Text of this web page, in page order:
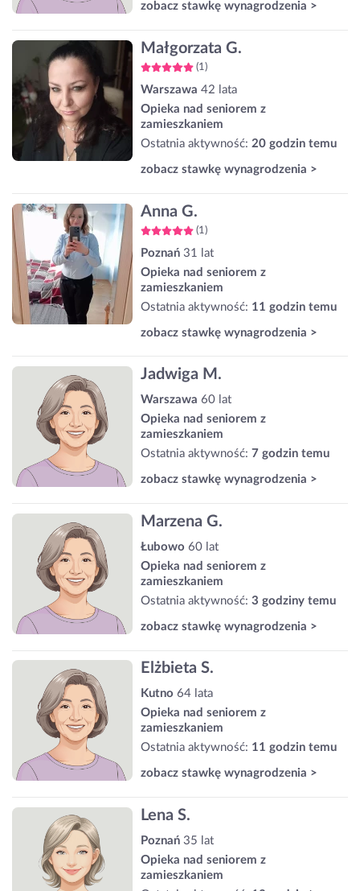
zobacz stawkę wynagrodzenia >
Małgorzata G.
(1)
Warszawa 42 lata
Opieka nad seniorem z
zamieszkaniem
Ostatnia aktywność: 20 godzin temu
zobacz stawkę wynagrodzenia >
Anna G.
(1)
Poznań 31 lat
Opieka nad seniorem z
zamieszkaniem
Ostatnia aktywność: 11 godzin temu
zobacz stawkę wynagrodzenia >
Jadwiga M.
Warszawa 60 lat
Opieka nad seniorem z
zamieszkaniem
Ostatnia aktywność: 7 godzin temu
zobacz stawkę wynagrodzenia >
Marzena G.
Łubowo 60 lat
Opieka nad seniorem z
zamieszkaniem
Ostatnia aktywność: 3 godziny temu
zobacz stawkę wynagrodzenia >
Elżbieta S.
Kutno 64 lata
Opieka nad seniorem z
zamieszkaniem
Ostatnia aktywność: 11 godzin temu
zobacz stawkę wynagrodzenia >
Lena S.
Poznań 35 lat
Opieka nad seniorem z
zamieszkaniem